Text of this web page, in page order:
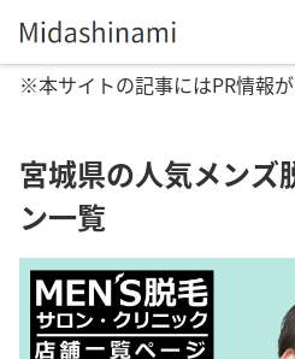
※本サイトの記事にはPR情報が
宮城県の人気メンズ
ン一覧